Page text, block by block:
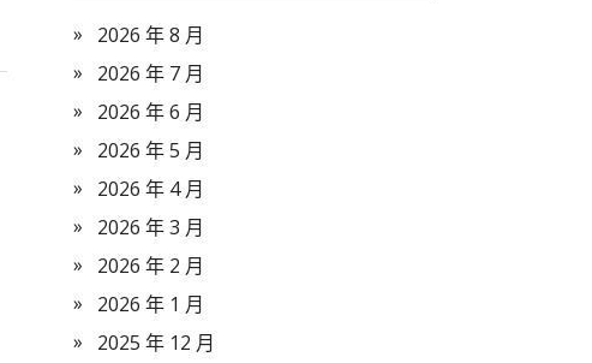
2026 年 8 月
2026 年 7 月
2026 年 6 月
2026 年 5 月
2026 年 4 月
2026 年 3 月
2026 年 2 月
2026 年 1 月
2025 年 12 月